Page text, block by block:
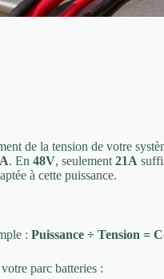
de la tension de votre
. En 48V, seulement 21A
à cette puissance.
: Puissance ÷ Tension =
parc batteries :